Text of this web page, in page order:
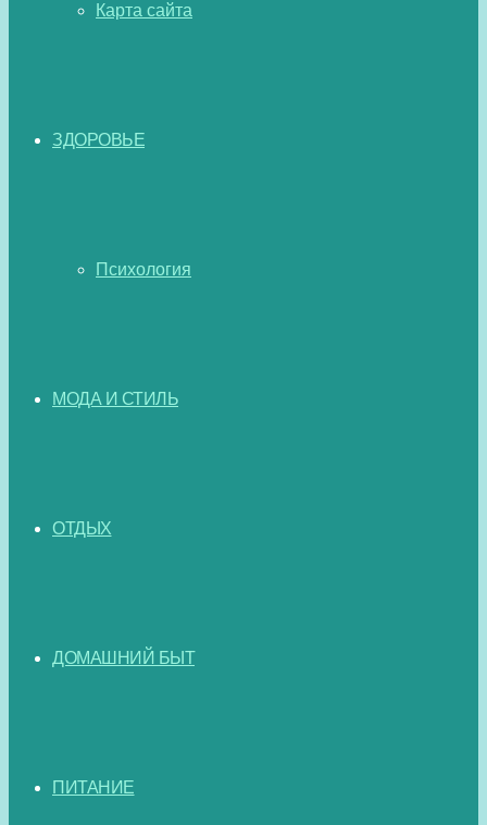
Карта сайта
ЗДОРОВЬЕ
Психология
МОДА И СТИЛЬ
ОТДЫХ
ДОМАШНИЙ БЫТ
ПИТАНИЕ